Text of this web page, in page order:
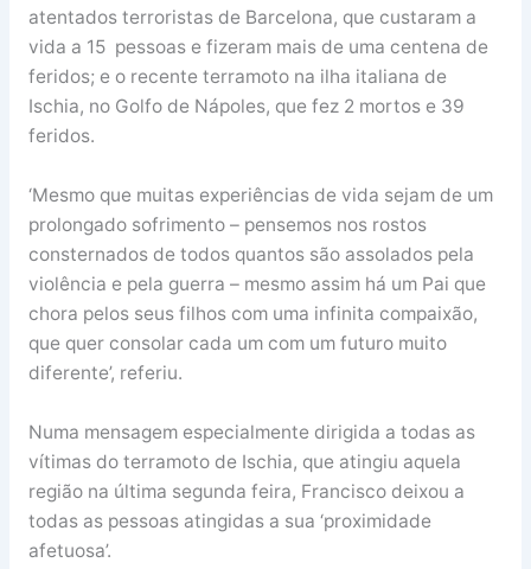
atentados terroristas de Barcelona, que custaram a
vida a 15 pessoas e fizeram mais de uma centena de
feridos; e o recente terramoto na ilha italiana de
Ischia, no Golfo de Nápoles, que fez 2 mortos e 39
feridos.
‘Mesmo que muitas experiências de vida sejam de um
prolongado sofrimento – pensemos nos rostos
consternados de todos quantos são assolados pela
violência e pela guerra – mesmo assim há um Pai que
chora pelos seus filhos com uma infinita compaixão,
que quer consolar cada um com um futuro muito
diferente’, referiu.
Numa mensagem especialmente dirigida a todas as
vítimas do terramoto de Ischia, que atingiu aquela
região na última segunda feira, Francisco deixou a
todas as pessoas atingidas a sua ‘proximidade
afetuosa’.